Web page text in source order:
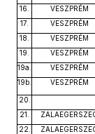
16.
VESZPRÉM
17.
VESZPRÉM
18.
VESZPRÉM
19.
VESZPRÉM
19a.
VESZPRÉM
19b.
VESZPRÉM
20.
21.
22.